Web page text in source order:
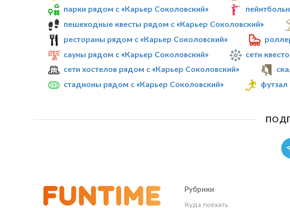
парки рядом с «Карьер Соколовский»
пешеходные квесты рядом с «Карьер Соколовский»
рестораны рядом с «Карьер Соколовский»
сауны рядом с «Карьер Соколовский»
сети
сети хостелов рядом с «Карьер Соколовский»
стадионы рядом с «Карьер Соколовский»
Рубрики
Куда поехать